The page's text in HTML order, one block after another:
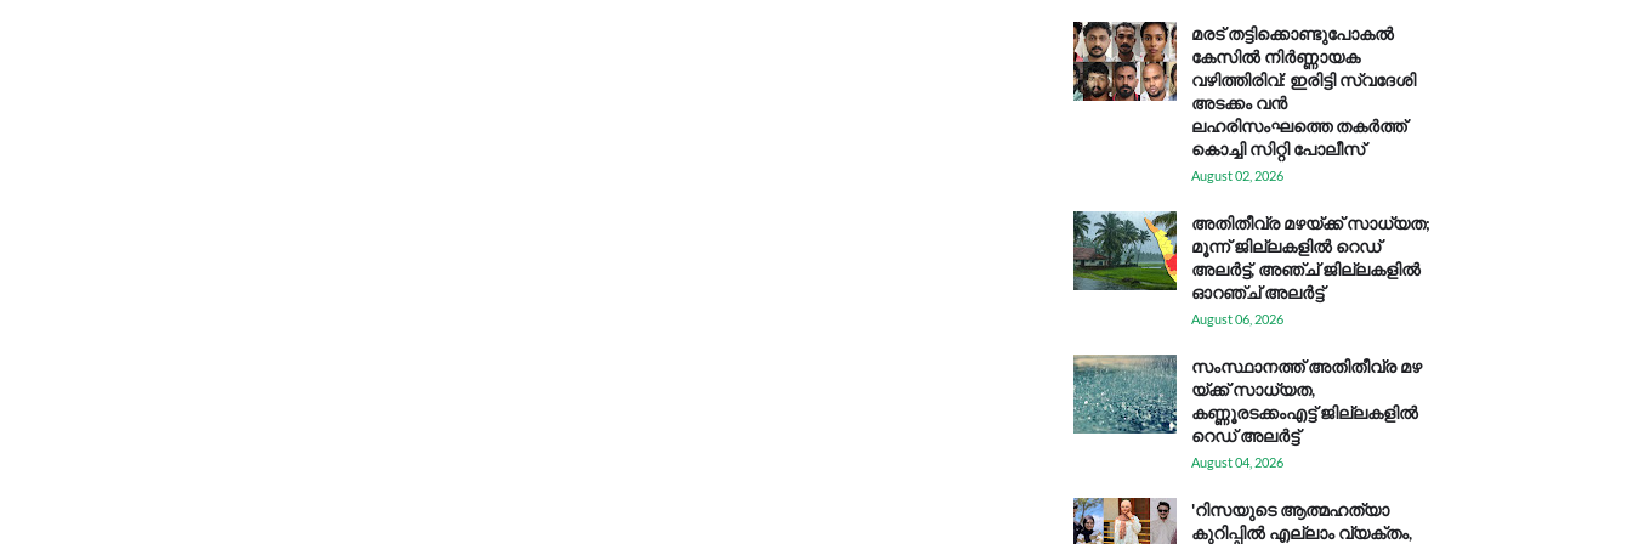
മരട് തട്ടിക്കൊണ്ടുപോകൽ
കേസിൽ നിർണ്ണായക
വഴിത്തിരിവ്: ഇരിട്ടി സ്വദേശി
അടക്കം വൻ
ലഹരിസംഘത്തെ തകർത്ത്
കൊച്ചി സിറ്റി പോലീസ്
August 02, 2026
അതിതീവ്ര മഴയ്ക്ക് സാധ്യത;
മൂന്ന് ജില്ലകളിൽ റെഡ്
അലർട്ട്, അഞ്ച് ജില്ലകളിൽ
ഓറഞ്ച് അലർട്ട്
August 06, 2026
സം​സ്ഥാ​ന​ത്ത് അ​തി​തീ​വ്ര മ​ഴ​
യ്ക്ക് സാ​ധ്യ​ത,
കണ്ണൂരടക്കംഎ​ട്ട് ജി​ല്ല​ക​ളി​ൽ
റെ​ഡ് അ​ലർ​ട്ട്
August 04, 2026
'റിസയുടെ ആത്മഹത്യാ
കുറിപ്പിൽ എല്ലാം വ്യക്തം,